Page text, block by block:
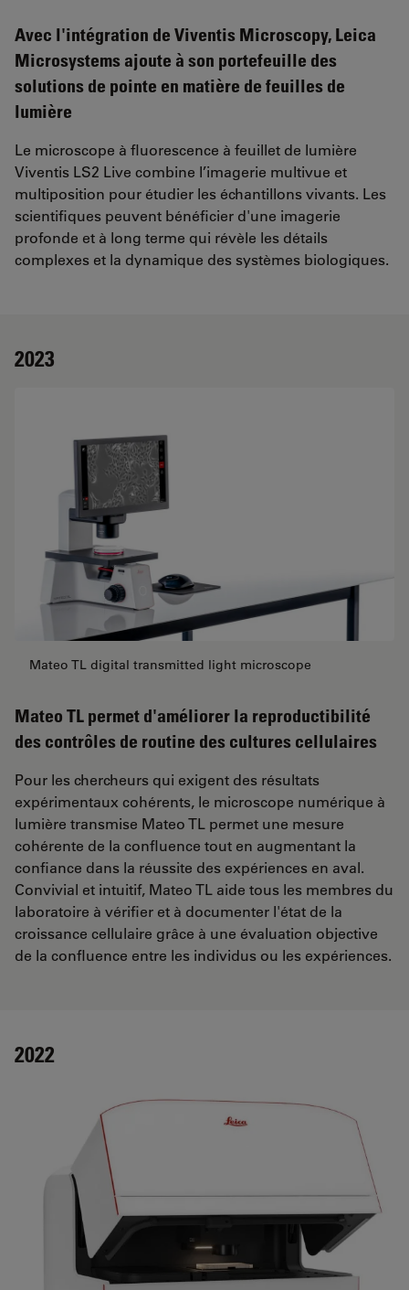
Avec l'intégration de Viventis Microscopy, Leica
Microsystems ajoute à son portefeuille des
solutions de pointe en matière de feuilles de
lumière
Le microscope à fluorescence à feuillet de lumière
Viventis LS2 Live combine l’imagerie multivue et
multiposition pour étudier les échantillons vivants. Les
scientifiques peuvent bénéficier d'une imagerie
profonde et à long terme qui révèle les détails
complexes et la dynamique des systèmes biologiques.
2023
Mateo TL digital transmitted light microscope
Mateo TL permet d'améliorer la reproductibilité
des contrôles de routine des cultures cellulaires
Pour les chercheurs qui exigent des résultats
expérimentaux cohérents, le microscope numérique à
lumière transmise Mateo TL permet une mesure
cohérente de la confluence tout en augmentant la
confiance dans la réussite des expériences en aval.
Convivial et intuitif, Mateo TL aide tous les membres du
laboratoire à vérifier et à documenter l'état de la
croissance cellulaire grâce à une évaluation objective
de la confluence entre les individus ou les expériences.
2022